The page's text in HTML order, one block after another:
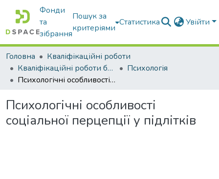
Фонди
та
зібрання
Пошук за
критеріями
Статистика Увійти
Головна
Кваліфікаційні роботи
Кваліфікаційні роботи бакалаврів
Психологія
Психологічні особливості соціальної перцепції у підлітків
Психологічні особливості
соціальної перцепції у підлітків